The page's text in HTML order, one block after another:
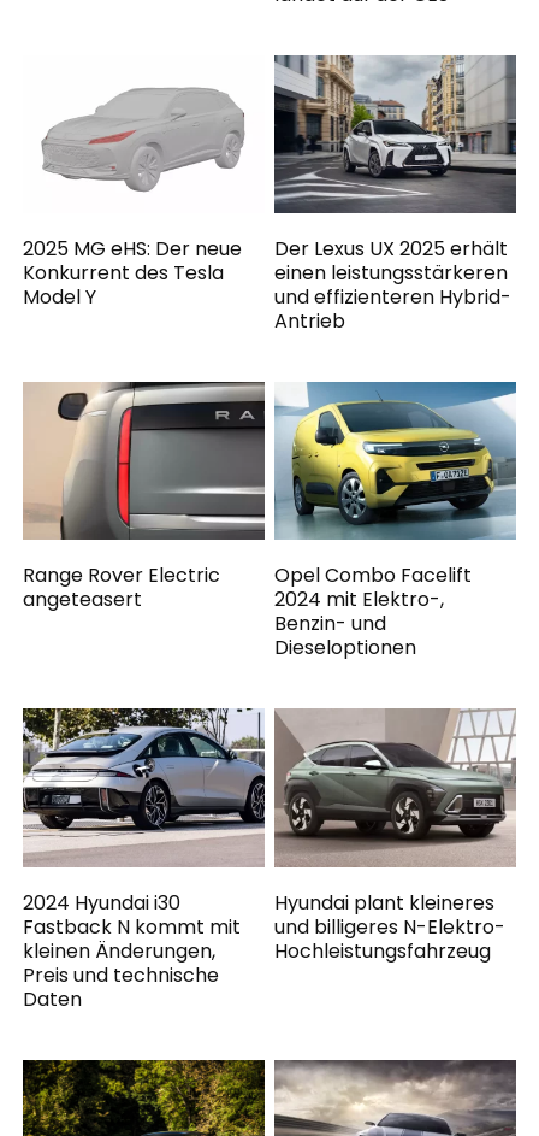
2025 MG eHS: Der neue
Konkurrent des Tesla
Model Y
Der Lexus UX 2025 erhält
einen leistungsstärkeren
und effizienteren Hybrid-
Antrieb
Range Rover Electric
angeteasert
Opel Combo Facelift
2024 mit Elektro-,
Benzin- und
Dieseloptionen
2024 Hyundai i30
Fastback N kommt mit
kleinen Änderungen,
Preis und technische
Daten
Hyundai plant kleineres
und billigeres N-Elektro-
Hochleistungsfahrzeug